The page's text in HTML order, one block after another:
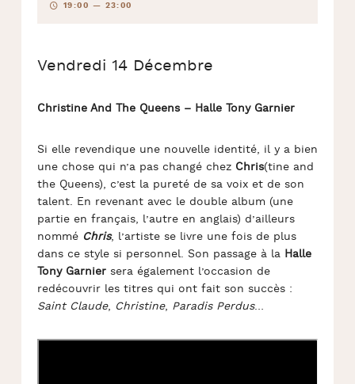
19:00 — 23:00
Vendredi 14 Décembre
Christine And The Queens – Halle Tony Garnier
Si elle revendique une nouvelle identité, il y a bien
une chose qui n’a pas changé chez Chris(tine and
the Queens), c’est la pureté de sa voix et de son
talent. En revenant avec le double album (une
partie en français, l’autre en anglais) d’ailleurs
nommé Chris, l’artiste se livre une fois de plus
dans ce style si personnel. Son passage à la Halle
Tony Garnier sera également l’occasion de
redécouvrir les titres qui ont fait son succès :
Saint Claude, Christine, Paradis Perdus…